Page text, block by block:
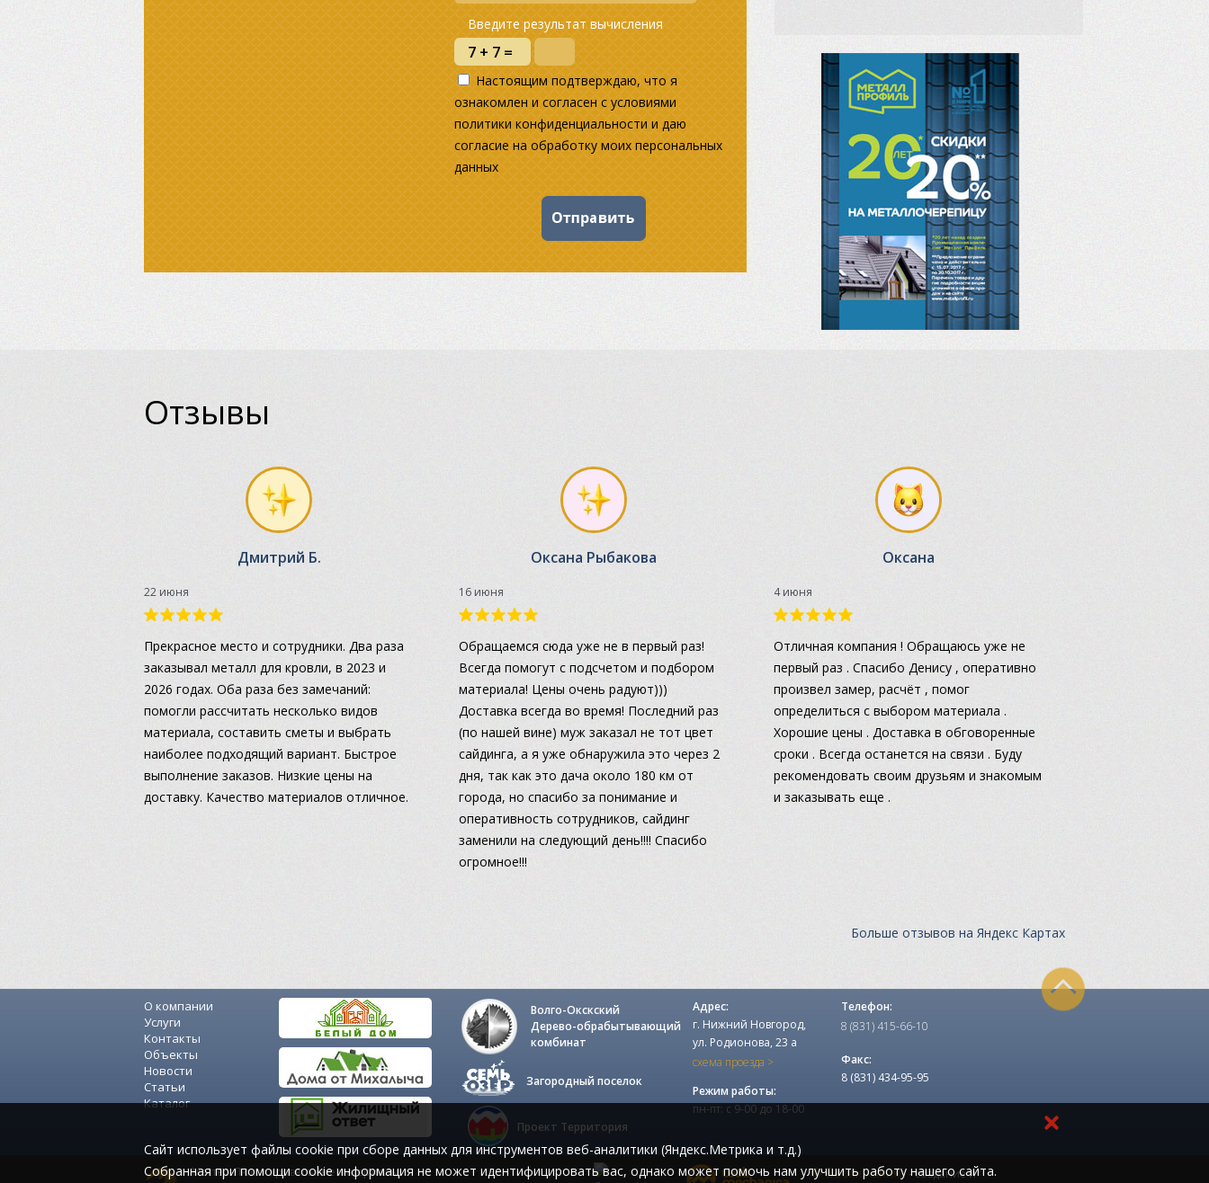
Введите результат вычисления
Настоящим подтверждаю, что я
ознакомлен и согласен с условиями
политики конфиденциальности и даю
согласие на обработку моих персональных
данных
Отзывы
Дмитрий Б.
22 июня
Прекрасное место и сотрудники. Два раза
заказывал металл для кровли, в 2023 и
2026 годах. Оба раза без замечаний:
помогли рассчитать несколько видов
материала, составить сметы и выбрать
наиболее подходящий вариант. Быстрое
выполнение заказов. Низкие цены на
доставку. Качество материалов отличное.
Оксана Рыбакова
16 июня
Обращаемся сюда уже не в первый раз!
Всегда помогут с подсчетом и подбором
материала! Цены очень радуют)))
Доставка всегда во время! Последний раз
(по нашей вине) муж заказал не тот цвет
сайдинга, а я уже обнаружила это через 2
дня, так как это дача около 180 км от
города, но спасибо за понимание и
оперативность сотрудников, сайдинг
заменили на следующий день!!!! Спасибо
огромное!!!
Оксана
4 июня
Отличная компания ! Обращаюсь уже не
первый раз . Спасибо Денису , оперативно
произвел замер, расчёт , помог
определиться с выбором материала .
Хорошие цены . Доставка в обговоренные
сроки . Всегда останется на связи . Буду
рекомендовать своим друзьям и знакомым
и заказывать еще .
Больше отзывов на Яндекс Картах
О компании
Услуги
Контакты
Объекты
Новости
Статьи
Каталог
Волго-Окскский
Дерево-обрабытывающий
комбинат
Загородный поселок
Проект Территория
Адрес:
г. Нижний Новгород,
ул. Родионова, 23 а
схема проезда >
Режим работы:
пн-пт: с 9-00 до 18-00
Телефон:
8 (831) 415-66-10
Факс:
8 (831) 434-95-95
Мастер-Люкс - кровельные материалы:
© Вебмеханика- создание и
Cайт использует файлы cookie при сборе данных для инструментов веб-аналитики (Яндекс.Метрика и т.д.)
Собранная при помощи cookie информация не может идентифицировать вас, однако может помочь нам улучшить работу нашего сайта.